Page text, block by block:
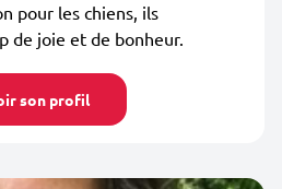
pour les chiens, ils
de joie et de bonheur.
son profil